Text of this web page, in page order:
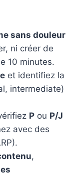
sans douleur
ni créer de
10 minutes.
et identifiez la
intermediate)
P ou P/J
avec des
,